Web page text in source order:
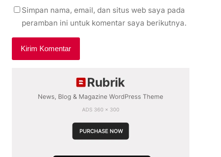
Simpan nama, email, dan situs web saya pada
peramban ini untuk komentar saya berikutnya.